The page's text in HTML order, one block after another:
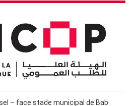
– face stade municipal de Bab